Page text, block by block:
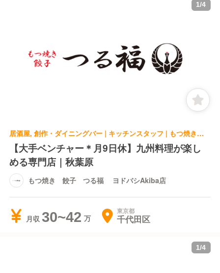
1/4
居酒屋, 創作・ダイニングバー | キッチンスタッフ | もつ焼き 餃子 つる福 ヨドバシAkiba店
【大手ベンチャー＊月9日休】九州料理が楽し
める専門店｜秋葉原
もつ焼き 餃子 つる福 ヨドバシAkiba店
月収 30~42 東京都
千代田区
1/4